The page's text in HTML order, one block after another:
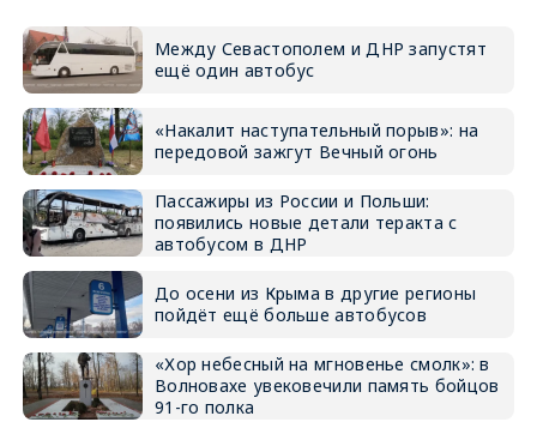
Между Севастополем и ДНР запустят
ещё один автобус
«Накалит наступательный порыв»: на
передовой зажгут Вечный огонь
Пассажиры из России и Польши:
появились новые детали теракта с
автобусом в ДНР
До осени из Крыма в другие регионы
пойдёт ещё больше автобусов
«Хор небесный на мгновенье смолк»: в
Волновахе увековечили память бойцов
91-го полка